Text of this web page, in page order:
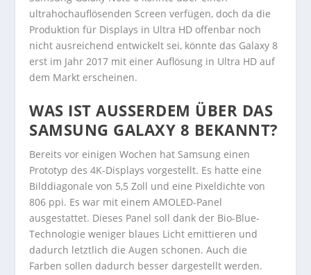
ultrahochauflösenden Screen verfügen, doch da die
Produktion für Displays in Ultra HD offenbar noch
nicht ausreichend entwickelt sei, könnte das Galaxy 8
erst im Jahr 2017 mit einer Auflösung in Ultra HD auf
dem Markt erscheinen.
WAS IST AUSSERDEM ÜBER DAS S
AMSUNG GALAXY 8 BEKANNT?
Bereits vor einigen Wochen hat Samsung einen
Prototyp des 4K-Displays vorgestellt. Es hatte eine
Bilddiagonale von 5,5 Zoll und eine Pixeldichte von
806 ppi. Es war mit einem AMOLED-Panel
ausgestattet. Dieses Panel soll dank der Bio-Blue-
Technologie weniger blaues Licht emittieren und
dadurch letztlich die Augen schonen. Auch die
Farben sollen dadurch besser dargestellt werden.